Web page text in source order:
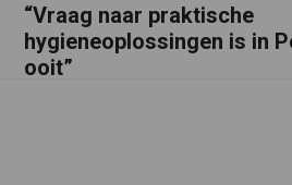
“Vraag naar praktische
hygieneoplossingen is in
ooit”